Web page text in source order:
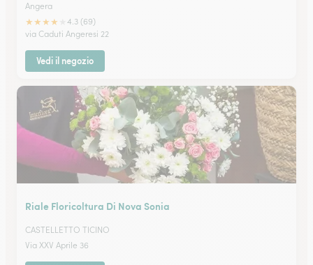
Angera
★★★★
4.3 (69)
via Caduti Angeresi 22
Vedi il negozio
Riale Floricoltura Di Nova Sonia
CASTELLETTO TICINO
Via XXV Aprile 36